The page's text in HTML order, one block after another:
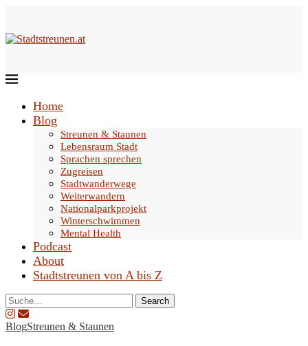
Home
Blog
Streunen & Staunen
Lebensraum Stadt
Sprachen sprechen
Zugreisen
Stadtwanderwege
Weiterwandern
Nationalparkprojekt
Winterschwimmen
Mental Health
Podcast
About
Stadtstreunen von A bis Z
Search
BlogStreunen & Staunen